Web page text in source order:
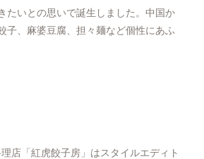
たいとの思いで誕生しました。中国か
子、麻婆豆腐、担々麺など個性にあふ
店「紅虎餃子房」はスタイルエディト